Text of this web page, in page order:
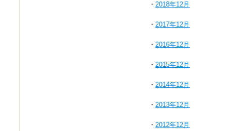
・ 2018年12月
・ 2017年12月
・ 2016年12月
・ 2015年12月
・ 2014年12月
・ 2013年12月
・ 2012年12月